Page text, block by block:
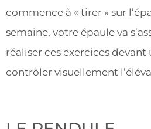
commence à « tirer » sur
semaine, votre épaule va
réaliser ces exercices
contrôler visuellement